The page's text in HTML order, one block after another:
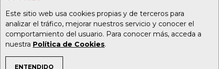
Este sitio web usa cookies propias y de terceros para
analizar el tráfico, mejorar nuestros servicio y conocer el
comportamiento del usuario. Para conocer más, acceda a
nuestra Política de Cookies.
ENTENDIDO